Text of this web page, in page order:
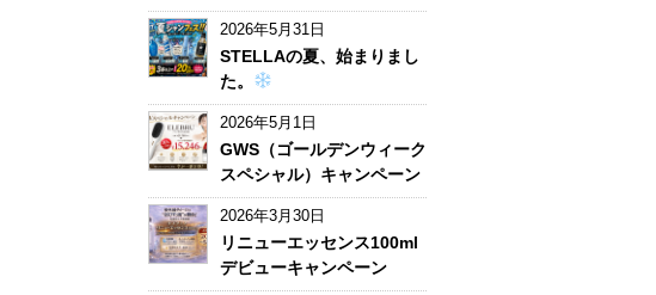
2026年5月31日
STELLAの夏、始まりまし
た。
2026年5月1日
GWS（ゴールデンウィーク
スペシャル）キャンペーン
2026年3月30日
リニューエッセンス100ml
デビューキャンペーン